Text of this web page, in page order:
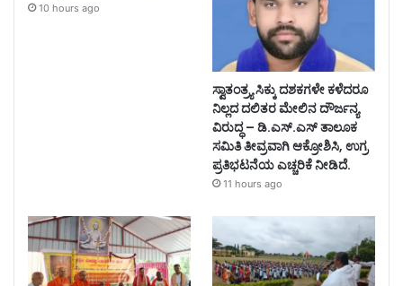
10 hours ago
ಸ್ವಾತಂತ್ರ್ಯ ಸಿಕ್ಕು ದಶಕಗಳೇ ಕಳೆದರೂ
ನಿಲ್ಲದ ದಲಿತರ ಮೇಲಿನ ದೌರ್ಜನ್ಯ
ವಿರುದ್ಧ – ಡಿ.ಎಸ್.ಎಸ್ ತಾಲೂಕ
ಸಮಿತಿ ತೀವ್ರವಾಗಿ ಆಕ್ರೋಶಿಸಿ, ಉಗ್ರ
ಪ್ರತಿಭಟನೆಯ ಎಚ್ಚರಿಕೆ ನೀಡಿದೆ.
11 hours ago